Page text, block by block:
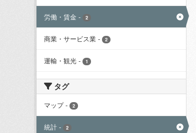
労働・賃金 - 2
商業・サービス業 - 2
運輸・観光 - 1
タグ
マップ - 2
統計 - 2